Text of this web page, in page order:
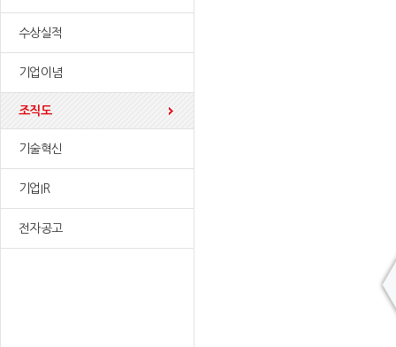
수상실적
기업이념
조직도
기술혁신
기업IR
전자공고